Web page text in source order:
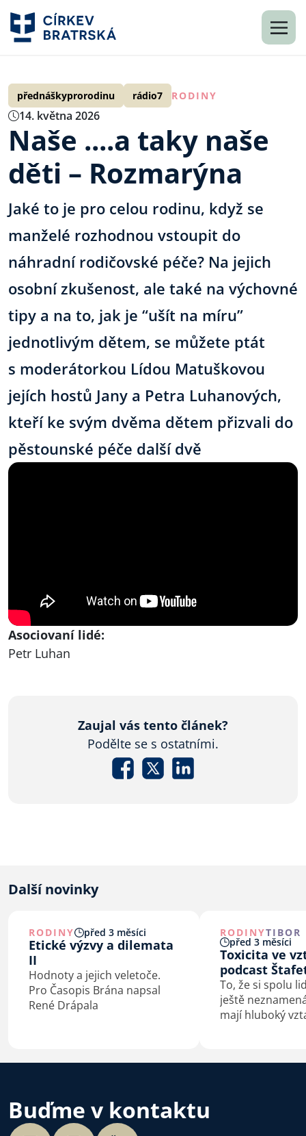
přednáškyprorodinu rádio7 RODINY
14. května 2026
Naše ....a taky naše
děti – Rozmarýna
Jaké to je pro celou rodinu, když se
manželé rozhodnou vstoupit do
náhradní rodičovské péče? Na jejich
osobní zkušenost, ale také na výchovné
tipy a na to, jak je “ušít na míru”
jednotlivým dětem, se můžete ptát
s moderátorkou Lídou Matuškovou
jejích hostů Jany a Petra Luhanových,
kteří ke svým dvěma dětem přizvali do
pěstounské péče další dvě
Asociovaní lidé:
Petr Luhan
Zaujal vás tento článek?
Podělte se s ostatními.
Další novinky
RODINY před 3 měsíci
Etické výzvy a dilemata
II
Hodnoty a jejich veletoče.
Pro Časopis Brána napsal
René Drápala
RODINYTIBOR
před 3 měsíci
Toxicita ve
podcast
To, že si spolu
ještě
mají hluboký
vztahů. Jak se
Buďme v kontaktu